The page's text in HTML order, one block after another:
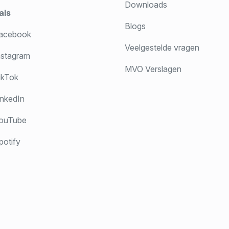
Downloads
Blogs
Veelgestelde vragen
MVO Verslagen